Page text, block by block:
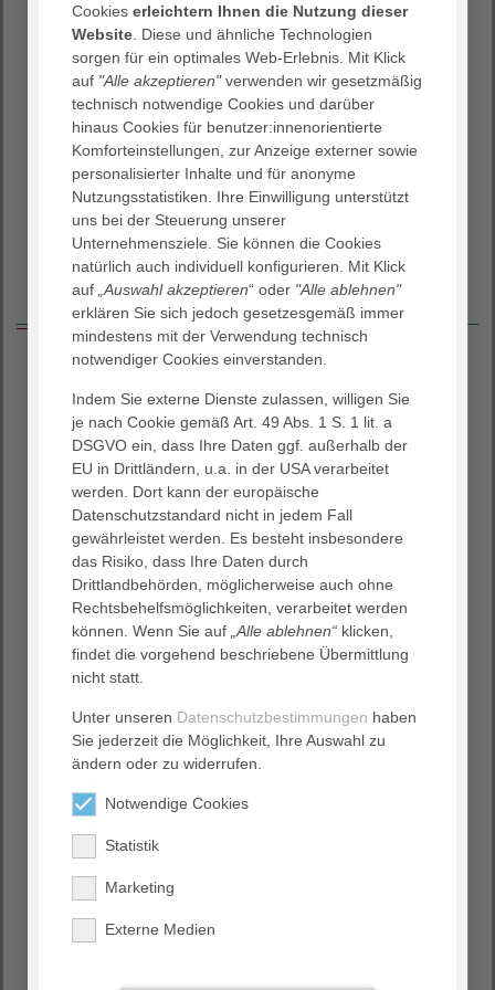
Wir begegnen allen Menschen mit Herzlichkeit und
Respekt.
Unsere Häuser sind geprägt von einem behaglichen
Wohnambiente.
Wir arbeiten nach modernsten Qualitäts- und
Pflegestandards.
Im Rahmen der Langzeitpflege sind wir besonders
qualifiziert in der Betreuung von Menschen mit
Demenz.
Bundesweit im Verbund von AGAPLESION
Es uns wichtig, dass sich Bewohner:innen und Gäste in
unseren Einrichtungen rundum sicher fühlen und
unsere Qualität für Sie erlebbar ist. Das
Qualitätsmanagement-System (QM-System) der
AGAPLESION gAG basiert auf den Anforderungen der DIN
EN ISO 9001 und berücksichtigt das spezifische
Wertesystem eines konfessionellen Unternehmens. Diese
Anforderungen sind beispielsweise:
Befragungen und Meinungsmanagement
Interne Audits; Lieferanten- und
Dienstleisterbewertungen
Management- und Risikobewertungen
Critical Incident Reporting System (CIRS)
Kompetenzzentrum Wohnen & Pflegen
Das Kompetenzzentrum wurde geschaffen, um die
ihren mehr als 3.000 Plätzen und zusätzlich 800
betreuten Wohnungen nach den gleichen Standards zu
führen und zentrales Wissen standortübergreifend zur
Anwendung zu bringen.
Cookieserleichtern Ihnen die Nutzung dieser
Website . Diese und ähnliche Technologien
sorgen für ein optimales Web-Erlebnis. Mit Klick
auf "Alle akzeptieren"verwenden wir gesetzmäßig
technisch notwendige Cookies und darüber
hinaus Cookies für benutzer:innenorientierte
Komforteinstellungen, zur Anzeige externer sowie
personalisierter Inhalte und für anonyme
Nutzungsstatistiken. Ihre Einwilligung unterstützt
uns bei der Steuerung unserer
Unternehmensziele. Sie können die Cookies
natürlich auch individuell konfigurieren. Mit Klick
auf „Auswahl akzeptieren“ oder "Alle ablehnen"
erklären Sie sich jedoch gesetzesgemäß immer
mindestens mit der Verwendung technisch
notwendiger Cookies einverstanden.
Indem Sie externe Dienste zulassen, willigen Sie
je nach Cookie gemäß Art. 49 Abs. 1 S. 1 lit. a
DSGVO ein, dass Ihre Daten ggf. außerhalb der
EU in Drittländern, u.a. in der USA verarbeitet
werden. Dort kann der europäische
Datenschutzstandard nicht in jedem Fall
gewährleistet werden. Es besteht insbesondere
das Risiko, dass Ihre Daten durch
Drittlandbehörden, möglicherweise auch ohne
Rechtsbehelfsmöglichkeiten, verarbeitet werden
können. Wenn Sie auf „Alle ablehnen“ klicken,
findet die vorgehend beschriebene Übermittlung
nicht statt.
Unter unseren Datenschutzbestimmungen haben
Sie jederzeit die Möglichkeit, Ihre Auswahl zu
ändern oder zu widerrufen.
Notwendige Cookies
Statistik
Marketing
Externe Medien